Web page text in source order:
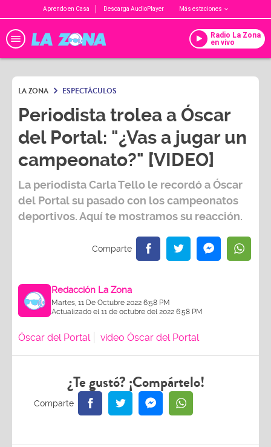
Aprendo en Casa Descarga AudioPlayer Más estaciones
Radio La Zona
en vivo
LA ZONA ESPECTÁCULOS
Periodista trolea a Óscar
del Portal: "¿Vas a jugar un
campeonato?" [VIDEO]
La periodistaCarla Tello le recordó aÓscar
del Portalsu pasado con los campeonatos
deportivos. Aquí te mostramos su reacción.
Redacción La Zona
Martes, 11 De Octubre 2022 6:58 PM
Actualizado el 11 de octubre del 2022 6:58 PM
Óscar del Portal video Óscar del Portal
¿Te gustó? ¡Compártelo!